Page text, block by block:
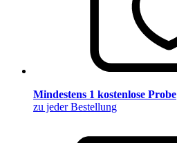
Mindestens 1 kostenlose Probe
zu jeder Bestellung